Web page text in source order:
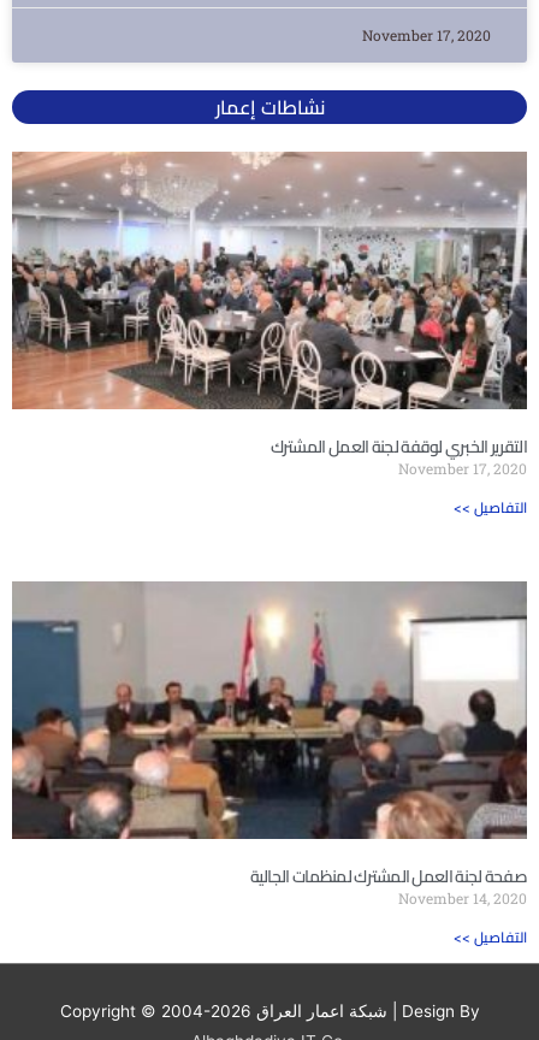
November 17, 2020
نشاطات إعمار
التقرير الخبري لوقفة لجنة العمل المشترك
November 17, 2020
<< التفاصيل
صفحة لجنة العمل المشترك لمنظمات الجالية
November 14, 2020
<< التفاصيل
Copyright © 2004-2026 شبكة اعمار العراق | Design By